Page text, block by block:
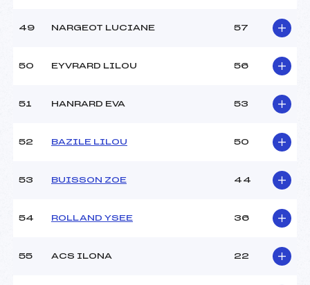
49 NARGEOT LUCIANE 57
50 EYVRARD LILOU 56
51 HANRARD EVA 53
52 BAZILE LILOU 50
53 BUISSON ZOE 44
54 ROLLAND YSEE 36
55 ACS ILONA 22